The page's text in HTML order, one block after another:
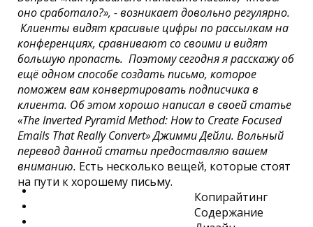
оно сработало?», - возникает довольно регулярно.
Клиенты видят красивые цифры по рассылкам на
конференциях, сравнивают со своими и видят
большую пропасть. Поэтому сегодня я расскажу об
ещё одном способе создать письмо, которое
поможем вам конвертировать подписчика в
клиента. Об этом хорошо написал в своей статье
«The Inverted Pyramid Method: How to Create Focused
Emails That Really Convert» Джимми Дейли. Вольный
перевод данной статьи предоставляю вашем
вниманию. Есть несколько вещей, которые стоят
на пути к хорошему письму.
Копирайтинг
Содержание